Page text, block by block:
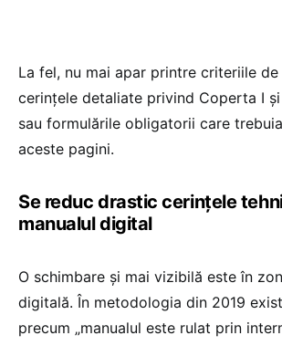
La fel, nu mai apar printre criteriile
cerințele detaliate privind Coperta I
sau formulările obligatorii care
aceste pagini.
Se reduc drastic cerințele
manualul digital
O schimbare și mai vizibilă este în
digitală. În metodologia din 2019
precum „manualul este rulat prin